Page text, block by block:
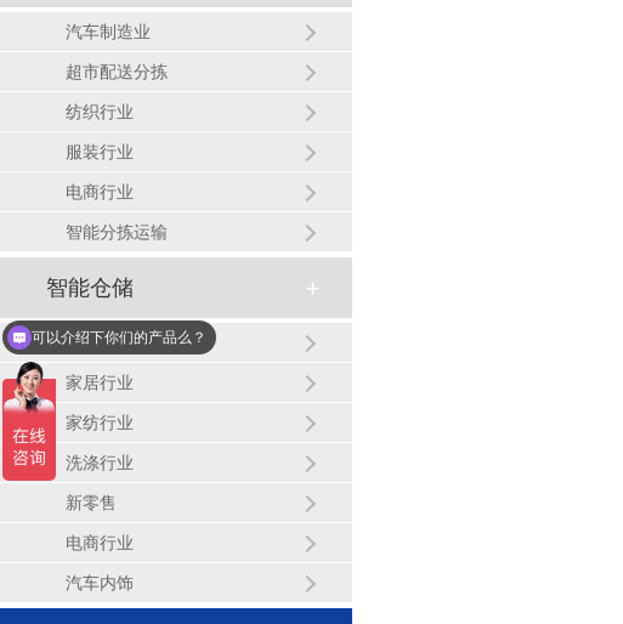
汽车制造业
超市配送分拣
纺织行业
服装行业
电商行业
智能分拣运输
智能仓储
服装制造业
家居行业
家纺行业
洗涤行业
新零售
电商行业
汽车内饰
你们是怎么收费的呢？